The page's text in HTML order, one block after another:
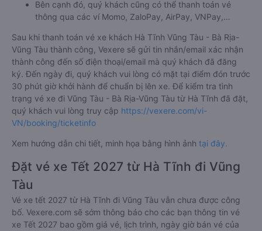
Bên cạnh đó, quý khách cũng có thể thanh toán vé
thông qua các ví Momo, ZaloPay, AirPay, VNPay,…
Sau khi thanh toán vé xe khách Hà Tĩnh Vũng Tàu - Bà Rịa-
Vũng Tàu thành công, Vexere sẽ gửi tin nhắn/email xác nhận
thành công đến số điện thoại/email mà quý khách đã đăng
ký. Đến ngày đi, quý khách vui lòng có mặt tại điểm đón trước
30 phút giờ khởi hành để chuẩn bị lên xe. Để kiểm tra tình
trạng vé xe đi Vũng Tàu - Bà Rịa-Vũng Tàu từ Hà Tĩnh đã đặt,
quý khách vui lòng truy cập https://vexere.com/vi-
VN/booking/ticketinfo
Xem hướng dẫn chi tiết, minh họa bằng hình ảnh tại đây.
Đặt vé xe Tết 2027 từ Hà Tĩnh đi Vũng
Tàu
Vé xe tết 2027 từ Hà Tĩnh đi Vũng Tàu vẫn chưa được công
bố. Vexere.com sẽ sớm thông báo cho các bạn thông tin vé
xe Tết 2027 bao gồm giá vé, lịch trình, ngày giờ bán vé của